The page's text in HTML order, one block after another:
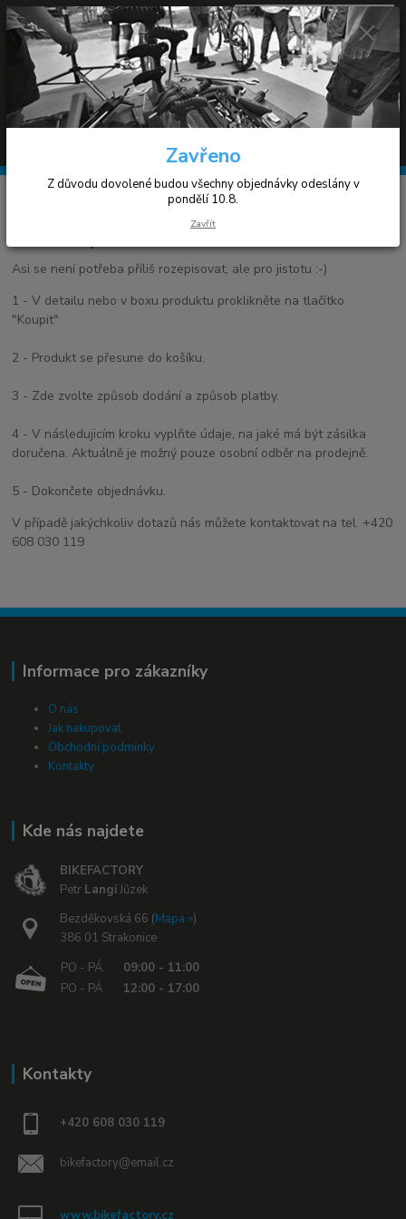
Menu
+420 608 030 119
(Po-Pá 9-17h)
za0 Kč
Asi se není potřeba příliš rozepisovat, ale pro jistotu :-)
1 - V detailu nebo v boxu produktu proklikněte na tlačítko
"Koupit"
2 - Produkt se přesune do košíku.
3 - Zde zvolte způsob dodání a způsob platby.
4 - V následujicím kroku vyplňte údaje, na jaké má být zásilka
doručena. Aktuálně je možný pouze osobní odběr na prodejně.
5 - Dokončete objednávku.
V případě jakýchkoliv dotazů nás můžete kontaktovat na tel. +420
608 030 119
Informace pro zákazníky
O nás
Jak nakupovat
Obchodní podmínky
Kontakty
Kde nás najdete
BIKEFACTORY
Petr LangiJůzek
Bezděkovská 66 (Mapa »)
386 01 Strakonice
PO - PÁ
09:00 - 11:00
PO - PÁ
12:00 - 17:00
Kontakty
+420 608 030 119
bikefactory@email.cz
www.bikefactory.cz
Zavřeno
Z důvodu dovolené budou všechny objednávky odeslány v
pondělí 10.8.
Zavřít